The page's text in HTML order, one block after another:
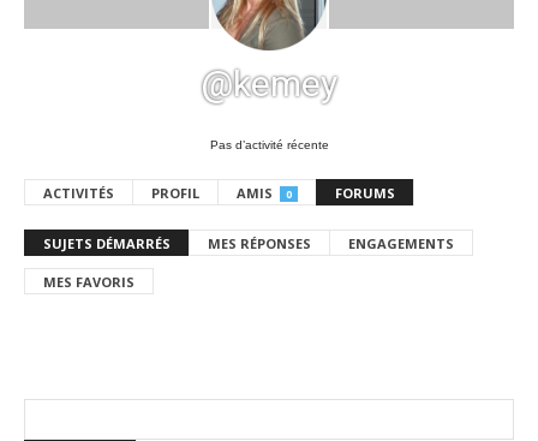
@kemey
Pas d’activité récente
ACTIVITÉS PROFIL AMIS 0 FORUMS
SUJETS DÉMARRÉS MES RÉPONSES ENGAGEMENTS
MES FAVORIS